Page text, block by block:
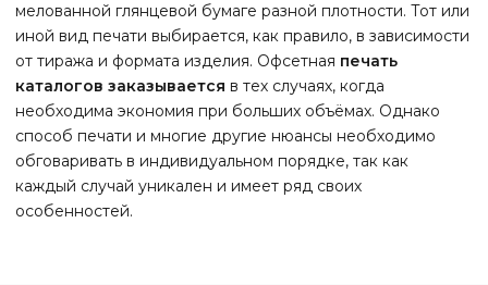
мелованной глянцевой бумаге разной плотности. Тот или
иной вид печати выбирается, как правило, в зависимости
от тиража и формата изделия. Офсетная печать
каталогов заказывается в тех случаях, когда
необходима экономия при больших объёмах. Однако
способ печати и многие другие нюансы необходимо
обговаривать в индивидуальном порядке, так как
каждый случай уникален и имеет ряд своих
особенностей.